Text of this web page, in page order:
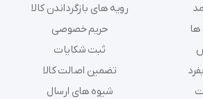
کفش ها خودداری نمایید.
ها
رویه های بازگرداندن کالا
حریم خصوصی
ثبت شکایات
تضمین اصالت کالا
شیوه های ارسال